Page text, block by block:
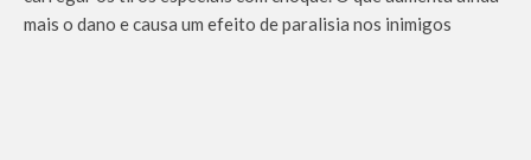
mais o dano e causa um efeito de paralisia nos inimigos